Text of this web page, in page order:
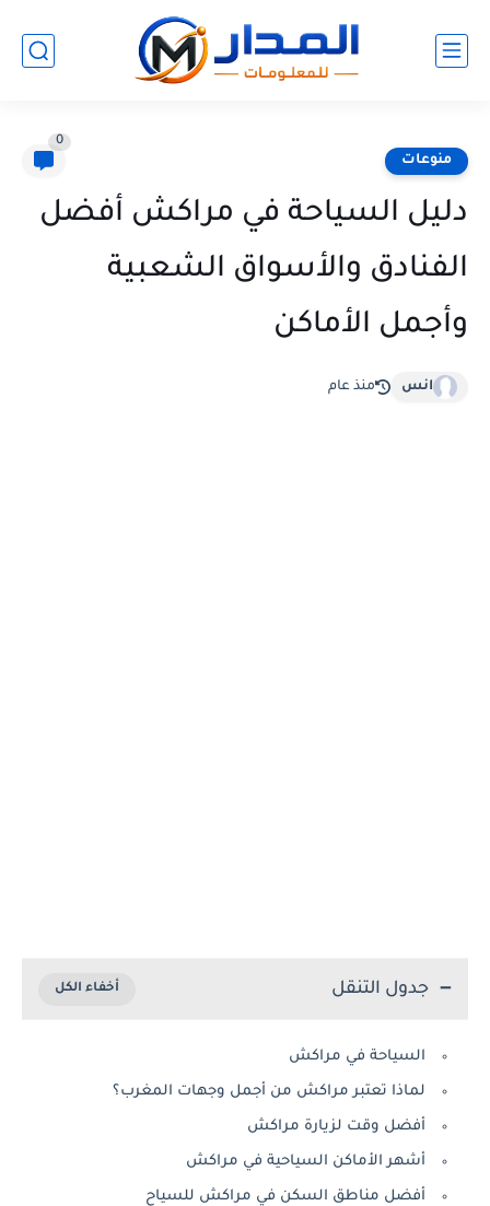
منوعات
0
دليل السياحة في مراكش أفضل
الفنادق والأسواق الشعبية
وأجمل الأماكن
انس منذ عام
جدول التنقل
السياحة في مراكش
لماذا تعتبر مراكش من أجمل وجهات المغرب؟
أفضل وقت لزيارة مراكش
أشهر الأماكن السياحية في مراكش
أفضل مناطق السكن في مراكش للسياح